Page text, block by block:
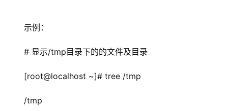
示例：
# 显示/tmp目录下的的文件及目录
[root@localhost ~]# tree /tmp
/tmp